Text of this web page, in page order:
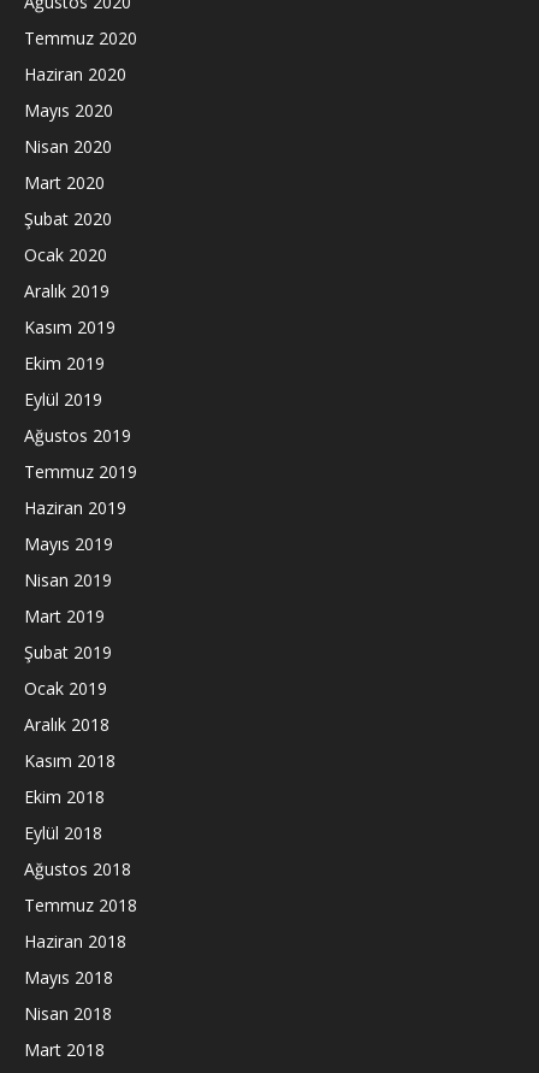
Temmuz 2020
Haziran 2020
Mayıs 2020
Nisan 2020
Mart 2020
Şubat 2020
Ocak 2020
Aralık 2019
Kasım 2019
Ekim 2019
Eylül 2019
Ağustos 2019
Temmuz 2019
Haziran 2019
Mayıs 2019
Nisan 2019
Mart 2019
Şubat 2019
Ocak 2019
Aralık 2018
Kasım 2018
Ekim 2018
Eylül 2018
Ağustos 2018
Temmuz 2018
Haziran 2018
Mayıs 2018
Nisan 2018
Mart 2018